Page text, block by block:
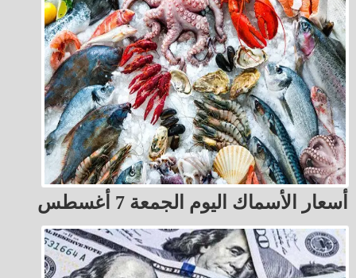
أسعار الأسماك اليوم الجمعة 7 أغسطس